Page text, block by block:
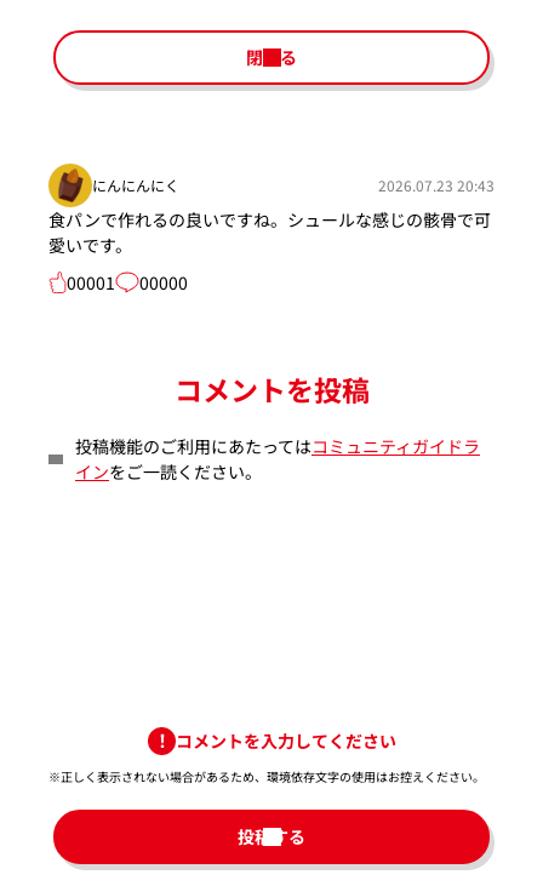
閉じる
にんにんにく 2026.07.23 20:43
食パンで作れるの良いですね。シュールな感じの骸骨で可
愛いです。
00001
00000
コメントを投稿
投稿機能のご利用にあたってはコミュニティガイドラ
インをご一読ください。
コメントを入力してください
※正しく表示されない場合があるため、環境依存文字の使用はお控えください。​
投稿する